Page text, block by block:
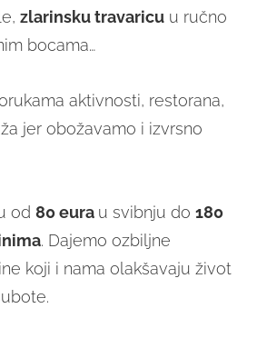
zlarinsku travaricu u ručno
bocama…
aktivnosti, restorana,
jer obožavamo i izvrsno
od 80 eura u svibnju do 180
. Dajemo ozbiljne
koji i nama olakšavaju život